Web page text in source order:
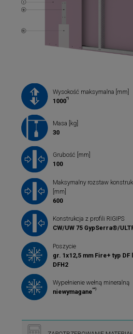
Wysokość maksymalna [mm]
1000*)
Masa [kg]
30
Grubość [mm]
100
Maksymalny rozstaw
[mm]
600
Konstrukcja z profili RIGIPS
CW/UW 75 GypSerra®/
Poszycie
gr. 1x12,5 mm Fire+ typ
DFH2
Wypełnienie wełną mineralną
niewymagane**)